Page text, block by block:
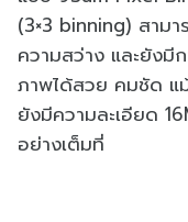
(3×3 binning) สาม
ความสว่าง และยัง
ภาพได้สวย คมชัด แ
ยังมีความละเอียด
อย่างเต็มที่